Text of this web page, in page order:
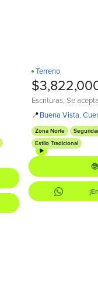
D
Terreno
Escrituras,Se
📍Buena Vista,
Zona Norte
Estilo Tradicional